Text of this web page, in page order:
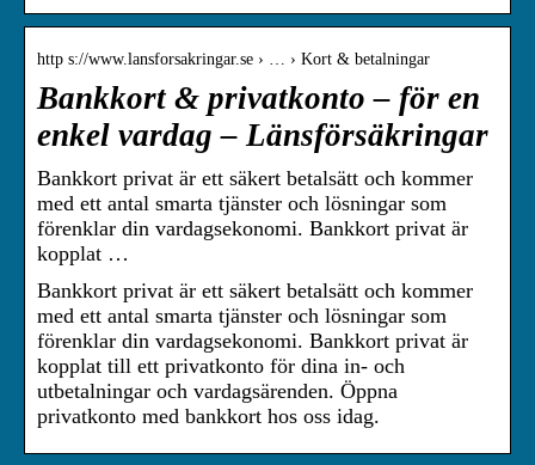
http s://www.lansforsakringar.se › … › Kort & betalningar
Bankkort & privatkonto – för en
enkel vardag – Länsförsäkringar
Bankkort privat är ett säkert betalsätt och kommer
med ett antal smarta tjänster och lösningar som
förenklar din vardagsekonomi. Bankkort privat är
kopplat …
Bankkort privat är ett säkert betalsätt och kommer
med ett antal smarta tjänster och lösningar som
förenklar din vardagsekonomi. Bankkort privat är
kopplat till ett privatkonto för dina in- och
utbetalningar och vardagsärenden. Öppna
privatkonto med bankkort hos oss idag.